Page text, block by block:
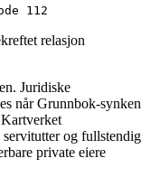
112
relasjon
Juridiske
når Grunnbok-synken
og fullstendig
private eiere